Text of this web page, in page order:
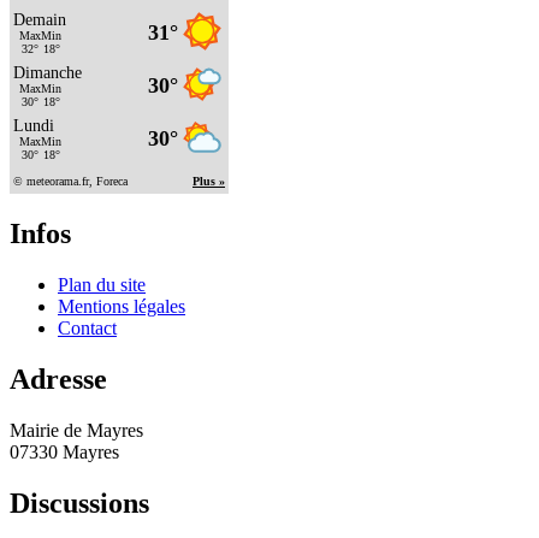
Infos
Plan du site
Mentions légales
Contact
Adresse
Mairie de Mayres
07330 Mayres
Discussions